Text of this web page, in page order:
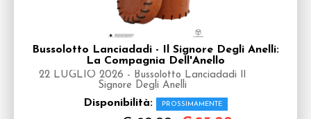
Bussolotto Lanciadadi - Il Signore Degli Anelli:
La Compagnia Dell'Anello
22 LUGLIO 2026 - Bussolotto Lanciadadi Il
Signore Degli Anelli
Disponibilità: PROSSIMAMENTE